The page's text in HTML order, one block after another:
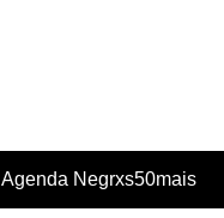
Agenda Negrxs50mais